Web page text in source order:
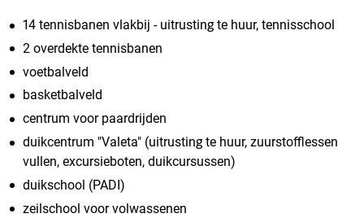
14 tennisbanen vlakbij - uitrusting te huur, tennisschool
2 overdekte tennisbanen
voetbalveld
basketbalveld
centrum voor paardrijden
duikcentrum "Valeta" (uitrusting te huur, zuurstofflessen
vullen, excursieboten, duikcursussen)
duikschool (PADI)
zeilschool voor volwassenen